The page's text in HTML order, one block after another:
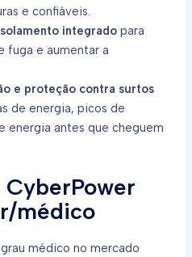
e confiáveis.
integradopara
fuga e aumentar a
e proteção contra surtos
de energia, picos de
energia antes que cheguem
médico
médico no mercado